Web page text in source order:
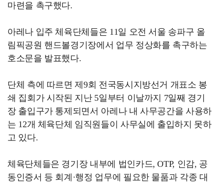
마련을 촉구했다.
아레나 입주 체육단체들은 11일 오전 서울 송파구 올
림픽공원 핸드볼경기장에서 업무 정상화를 촉구하는
호소문을 발표했다.
단체 측에 따르면 제9회 전국동시지방선거 개표소 봉
쇄 집회가 시작된 지난 5일부터 이날까지 7일째 경기
장 출입구가 통제되면서 아레나 내 사무공간을 사용하
는 12개 체육단체 임직원들이 사무실에 출입하지 못하
고 있다.
체육단체들은 경기장 내부에 법인카드, OTP, 인감, 공
동인증서 등 회계·행정 업무에 필요한 물품과 각종 대